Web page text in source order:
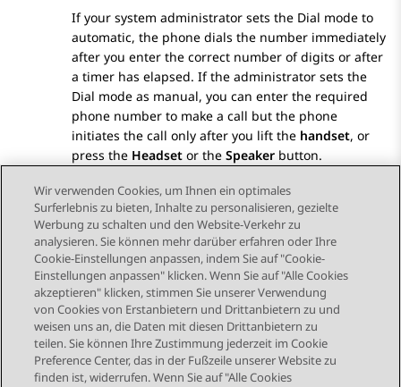
If your system administrator sets the Dial mode to
automatic, the phone dials the number immediately
after you enter the correct number of digits or after
a timer has elapsed. If the administrator sets the
Dial mode as manual, you can enter the required
phone number to make a call but the phone
initiates the call only after you lift the handset, or
press the Headset or the Speaker button.
Send Feedback
Themennavigation
Vorheriges Thema Nächstes Thema
Wir verwenden Cookies, um Ihnen ein optimales
Surferlebnis zu bieten, Inhalte zu personalisieren, gezielte
Werbung zu schalten und den Website-Verkehr zu
analysieren. Sie können mehr darüber erfahren oder Ihre
Cookie-Einstellungen anpassen, indem Sie auf "Cookie-
Einstellungen anpassen" klicken. Wenn Sie auf "Alle Cookies
akzeptieren" klicken, stimmen Sie unserer Verwendung
von Cookies von Erstanbietern und Drittanbietern zu und
weisen uns an, die Daten mit diesen Drittanbietern zu
teilen. Sie können Ihre Zustimmung jederzeit im Cookie
Preference Center, das in der Fußzeile unserer Website zu
finden ist, widerrufen. Wenn Sie auf "Alle Cookies